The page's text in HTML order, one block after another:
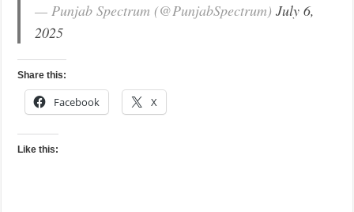
— Punjab Spectrum (@PunjabSpectrum)July 6,
2025
Share this:
Facebook X
Like this: